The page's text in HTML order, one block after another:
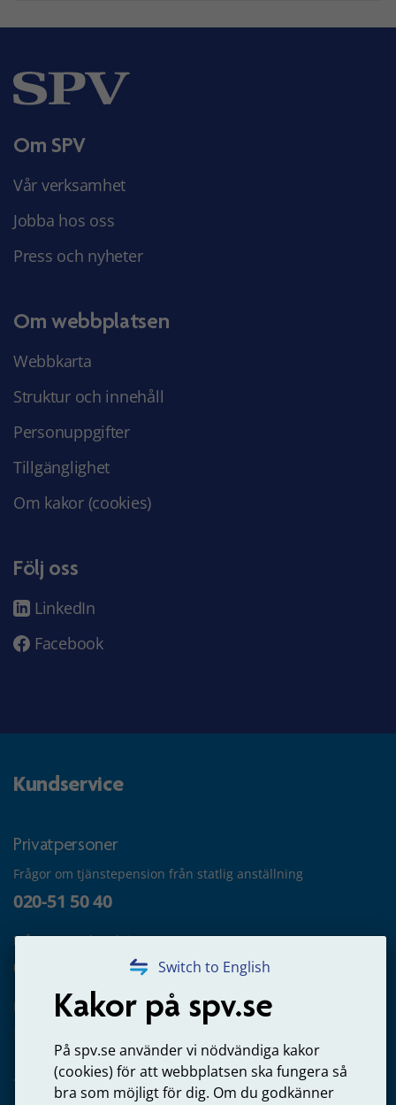
Switch to English
Kakor på spv.se
På spv.se använder vi nödvändiga kakor
(cookies) för att webbplatsen ska fungera så
bra som möjligt för dig. Om du godkänner
Om SPV
Vår verksamhet
Jobba hos oss
Press och nyheter
Om webbplatsen
Webbkarta
Struktur och innehåll
Personuppgifter
Tillgänglighet
Om kakor (cookies)
Följ oss
LinkedIn
Facebook
Kundservice
Privatpersoner
Frågor om tjänstepension från statlig anställning
020-51 50 40
Frågor om utbetalning
020-65 00 65
Kontakta oss